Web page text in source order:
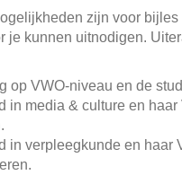
zijn voor
je kunnen uitnodigen.
op VWO-niveau en de
in media & culture en
in verpleegkunde en haar